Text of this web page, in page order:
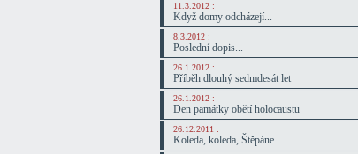
11.3.2012 :
Když domy odcházejí...
8.3.2012 :
Poslední dopis...
26.1.2012 :
Příběh dlouhý sedmdesát let
26.1.2012 :
Den památky obětí holocaustu
26.12.2011 :
Koleda, koleda, Štěpáne...